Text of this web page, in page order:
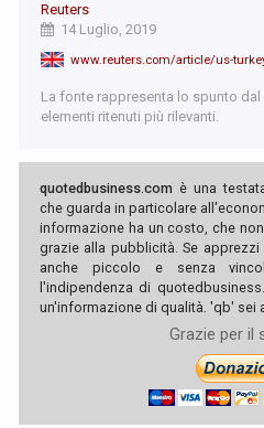
Reuters
14 Luglio, 2019
La fonte rappresenta lo spunto
elementi ritenuti più rilevanti.
quotedbusiness.com è una
che guarda in particolare
informazione ha un costo, che
grazie alla pubblicità. Se
anche piccolo e senza
l'indipendenza di
un'informazione di qualità. 'qb' sei
Grazie per il